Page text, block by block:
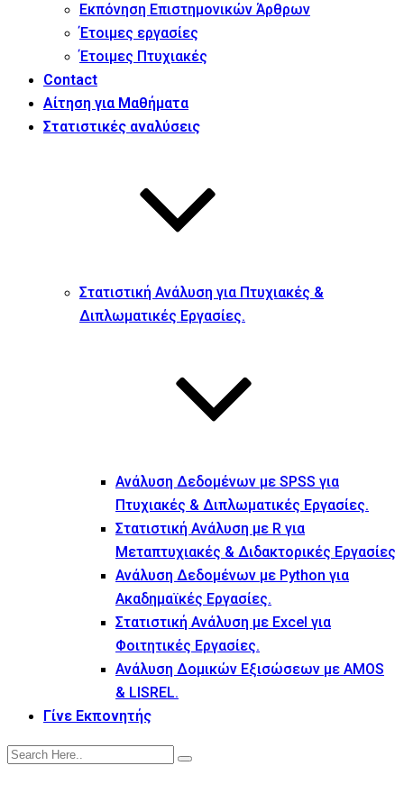
Εκπόνηση Επιστημονικών Άρθρων
Έτοιμες εργασίες
Έτοιμες Πτυχιακές
Contact
Αίτηση για Μαθήματα
Στατιστικές αναλύσεις
Στατιστική Ανάλυση για Πτυχιακές &
Διπλωματικές Εργασίες.
Ανάλυση Δεδομένων με SPSS για
Πτυχιακές & Διπλωματικές Εργασίες.
Στατιστική Ανάλυση με R για
Μεταπτυχιακές & Διδακτορικές Εργασίες
Ανάλυση Δεδομένων με Python για
Ακαδημαϊκές Εργασίες.
Στατιστική Ανάλυση με Excel για
Φοιτητικές Εργασίες.
Ανάλυση Δομικών Εξισώσεων με AMOS
& LISREL.
Γίνε Εκπονητής